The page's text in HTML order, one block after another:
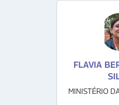
FLAVIA
MINISTÉRIO